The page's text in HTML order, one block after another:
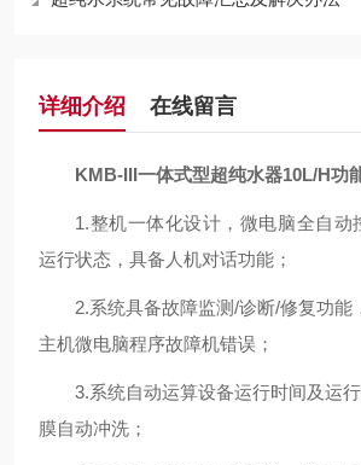
详细介绍 在线留言
KMB-III一体式型超纯水器10L/H功
1.整机一体化设计，微电脑全自动
运行状态，具备人机对话功能；
2.系统具备故障监测/诊断/修复功能
主机微电脑程序故障机错误；
3.系统自动运算设备运行时间及运
膜自动冲洗；